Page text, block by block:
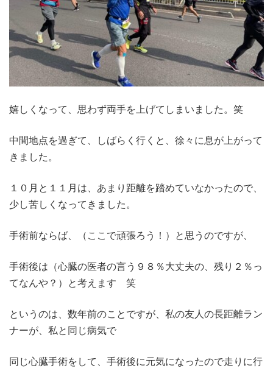
嬉しくなって、思わず両手を上げてしまいました。笑
中間地点を過ぎて、しばらく行くと、徐々に息が上がって
きました。
１０月と１１月は、あまり距離を踏めていなかったので、
少し苦しくなってきました。
手術前ならば、（ここで頑張ろう！）と思うのですが、
手術後は（心臓の医者の言う９８％大丈夫の、残り２％っ
てなんや？）と考えます 笑
というのは、数年前のことですが、私の友人の長距離ラン
ナーが、私と同じ病気で
同じ心臓手術をして、手術後に元気になったので走りに行